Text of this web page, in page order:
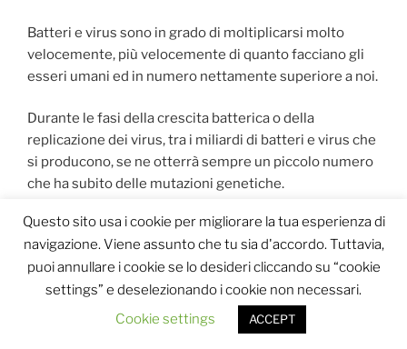
Batteri e virus sono in grado di moltiplicarsi molto
velocemente, più velocemente di quanto facciano gli
esseri umani ed in numero nettamente superiore a noi.
Durante le fasi della crescita batterica o della
replicazione dei virus, tra i miliardi di batteri e virus che
si producono, se ne otterrà sempre un piccolo numero
che ha subito delle mutazioni genetiche.
Queste ultime sono tali da non consentire la
“sopravvivenza” di questo sparuto numero di mutanti
nelle condizioni ambientali in cui essi si trovano.
Tuttavia, se le condizioni cambiano, saranno proprio
questi pochi mutanti a sopravvivere e a produrre la
popolazione in grado di resistere alle mutate condizioni
Questo sito usa i cookie per migliorare la tua esperienza di
navigazione. Viene assunto che tu sia d'accordo. Tuttavia,
puoi annullare i cookie se lo desideri cliccando su “cookie
settings” e deselezionando i cookie non necessari.
Cookie settings
ACCEPT